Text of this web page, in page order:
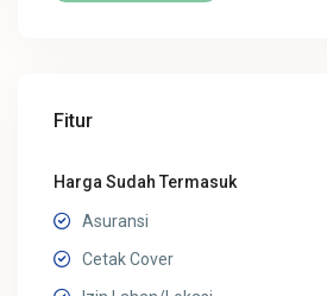
Fitur
Harga Sudah Termasuk
Asuransi
Cetak Cover